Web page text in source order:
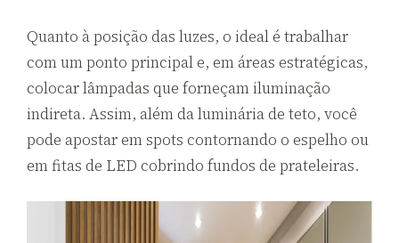
Quanto à posição das luzes, o ideal é trabalhar
com um ponto principal e, em áreas estratégicas,
colocar lâmpadas que forneçam iluminação
indireta. Assim, além da luminária de teto, você
pode apostar em spots contornando o espelho ou
em fitas de LED cobrindo fundos de prateleiras.